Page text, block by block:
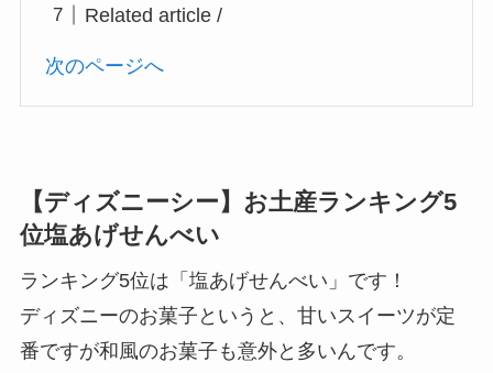
Related article /
次のページへ
【ディズニーシー】お土産ランキング5
位塩あげせんべい
ランキング5位は「塩あげせんべい」です！
ディズニーのお菓子というと、甘いスイーツが定
番ですが和風のお菓子も意外と多いんです。